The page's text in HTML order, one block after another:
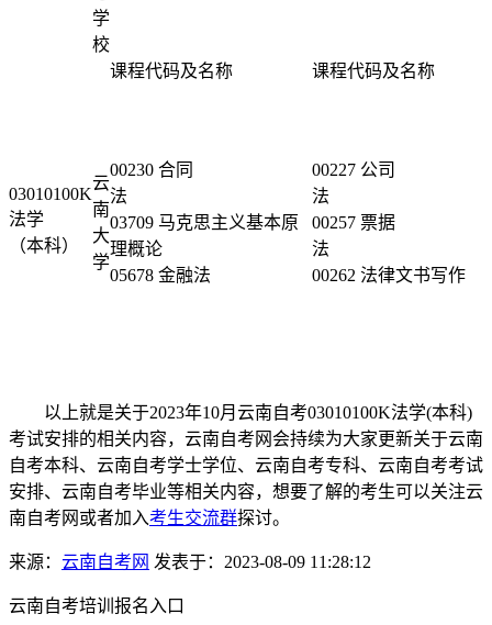
学
校
课程代码及名称 课程代码及名称
03010100K
法学
（本科）
云
南
大
学
00230 合同
法
03709 马克思主义基本原
理概论
05678 金融法
00227 公司
00257 票据
00262 法律文书写作
以上就是关于2023年10月云南自考03010100K法学(本科)
考试安排的相关内容，云南自考网会持续为大家更新关于云南
自考本科、云南自考学士学位、云南自考专科、云南自考考试
安排、云南自考毕业等相关内容，想要了解的考生可以关注云
南自考网或者加入考生交流群探讨。
来源： 云南自考网 发表于：2023-08-09 11:28:12
云南自考培训报名入口